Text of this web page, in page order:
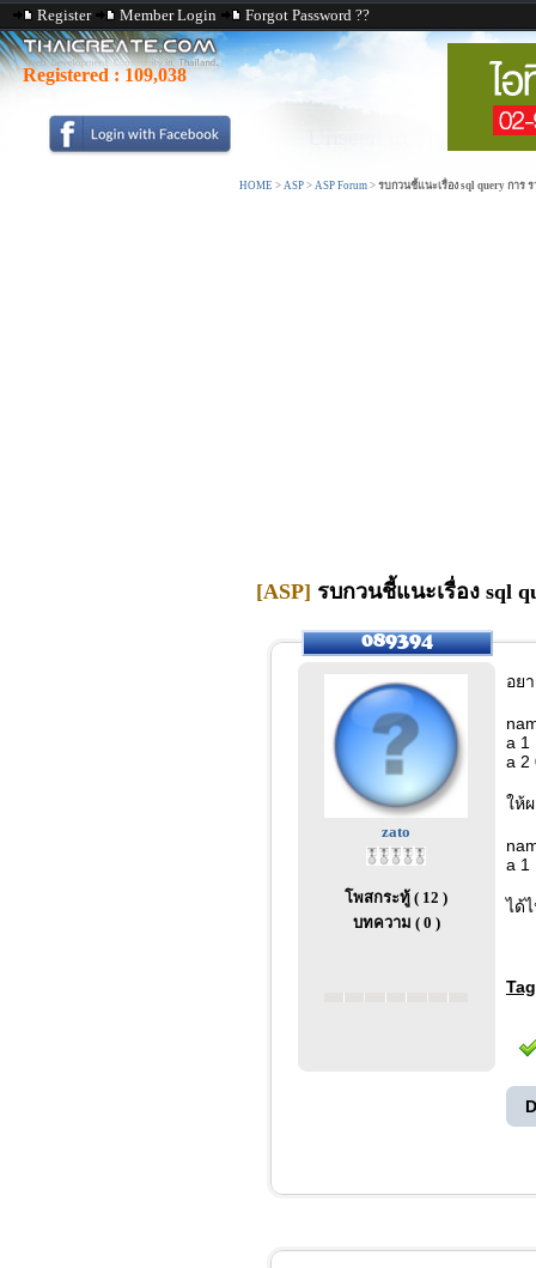
Register Member Login Forgot Password ??
Registered : 109,038
HOME > ASP > ASP Forum > รบกวนชี้แนะเรื่อง sql query การ
[ASP] รบกวนชี้แนะเรื่อง sql
zato
โพสกระทู้ ( 12 )
บทความ ( 0 )
อย
a 1
a 2
ให้
a 1
ได้
Tag